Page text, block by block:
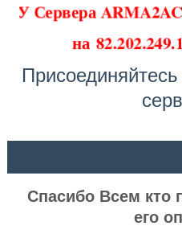
У Сервера
на
Спасибо Всем кто
его